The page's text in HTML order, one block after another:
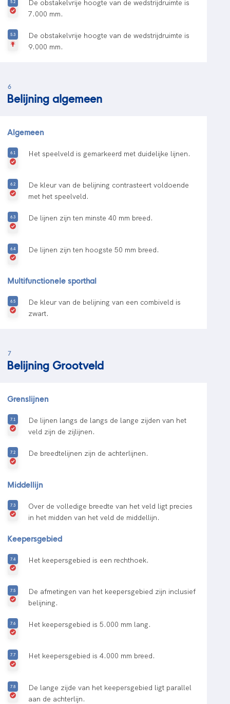
De obstakelvrije hoogte van de wedstrijdruimte is
7.000 mm.
De obstakelvrije hoogte van de wedstrijdruimte is
9.000 mm.
6
Belijning algemeen
Algemeen
Het speelveld is gemarkeerd met duidelijke lijnen.
De kleur van de belijning contrasteert voldoende
met het speelveld.
De lijnen zijn ten minste 40 mm breed.
De lijnen zijn ten hoogste 50 mm breed.
Multifunctionele sporthal
De kleur van de belijning van een combiveld is
zwart.
7
Belijning Grootveld
Grenslijnen
De lijnen langs de langs de lange zijden van het
veld zijn de zijlijnen.
De breedtelijnen zijn de achterlijnen.
Middellijn
Over de volledige breedte van het veld ligt precies
in het midden van het veld de middellijn.
Keepersgebied
Het keepersgebied is een rechthoek.
De afmetingen van het keepersgebied zijn inclusief
belijning.
Het keepersgebied is 5.000 mm lang.
Het keepersgebied is 4.000 mm breed.
De lange zijde van het keepersgebied ligt parallel
aan de achterlijn.